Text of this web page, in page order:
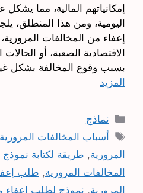
إمكانياتهم المالية، مما يشكل
اليومية، ومن هذا المنطلق،
إعفاء من المخالفات
الاقتصادية الصعبة، أو الحالات
بسبب وقوع المخالفة بشكل
المزيد
التصنيفات
نماذج
الوسوم
أسباب المخالفات المرورية
المرورية, طريقة لكتابة
المخالفات المرورية, طلب
المرورية, نموذج لطلب إعفاء